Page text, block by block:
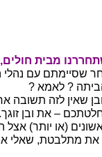
מבית
שסיימתם עם נהלי
? לאמא ?
שאין לזה תשובה
– את ובן
(או יותר) אצל
מתלבטת, שאלי